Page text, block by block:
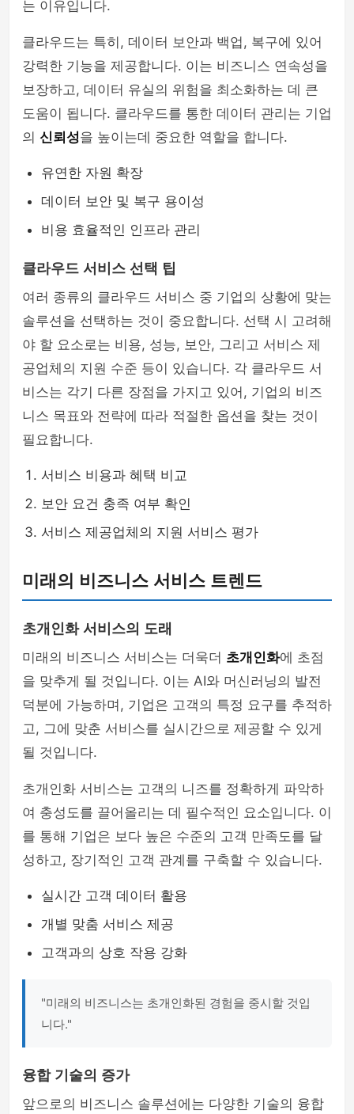
는 이유입니다.
클라우드는 특히, 데이터 보안과 백업, 복구에 있어
강력한 기능을 제공합니다. 이는 비즈니스 연속성을
보장하고, 데이터 유실의 위험을 최소화하는 데 큰
도움이 됩니다. 클라우드를 통한 데이터 관리는 기업
의 신뢰성을 높이는데 중요한 역할을 합니다.
유연한 자원 확장
데이터 보안 및 복구 용이성
비용 효율적인 인프라 관리
클라우드 서비스 선택 팁
여러 종류의 클라우드 서비스 중 기업의 상황에 맞는
솔루션을 선택하는 것이 중요합니다. 선택 시 고려해
야 할 요소로는 비용, 성능, 보안, 그리고 서비스 제
공업체의 지원 수준 등이 있습니다. 각 클라우드 서
비스는 각기 다른 장점을 가지고 있어, 기업의 비즈
니스 목표와 전략에 따라 적절한 옵션을 찾는 것이
필요합니다.
서비스 비용과 혜택 비교
보안 요건 충족 여부 확인
서비스 제공업체의 지원 서비스 평가
미래의 비즈니스 서비스 트렌드
초개인화 서비스의 도래
미래의 비즈니스 서비스는 더욱더 초개인화에 초점
을 맞추게 될 것입니다. 이는 AI와 머신러닝의 발전
덕분에 가능하며, 기업은 고객의 특정 요구를 추적하
고, 그에 맞춘 서비스를 실시간으로 제공할 수 있게
될 것입니다.
초개인화 서비스는 고객의 니즈를 정확하게 파악하
여 충성도를 끌어올리는 데 필수적인 요소입니다. 이
를 통해 기업은 보다 높은 수준의 고객 만족도를 달
성하고, 장기적인 고객 관계를 구축할 수 있습니다.
실시간 고객 데이터 활용
개별 맞춤 서비스 제공
고객과의 상호 작용 강화
"미래의 비즈니스는 초개인화된 경험을 중시할 것입
니다."
융합 기술의 증가
앞으로의 비즈니스 솔루션에는 다양한 기술의 융합